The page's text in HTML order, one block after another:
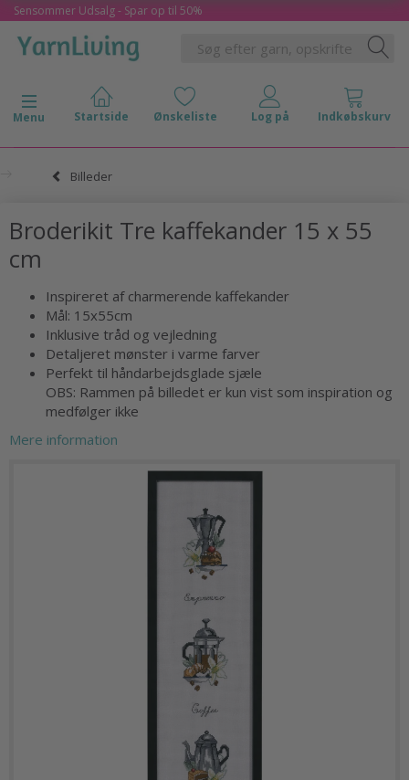
Sensommer Udsalg - Spar op til 50%
Skifte navigation
Menu
Billeder
Broderikit Tre kaffekander 15 x 55
cm
Inspireret af charmerende kaffekander
Mål: 15x55cm
Inklusive tråd og vejledning
Detaljeret mønster i varme farver
Perfekt til håndarbejdsglade sjæle
OBS: Rammen på billedet er kun vist som inspiration og
medfølger ikke
Mere information